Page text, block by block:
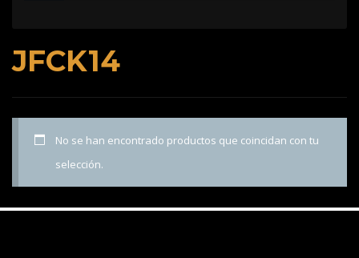
JFCK14
No se han encontrado productos que coincidan con tu
selección.